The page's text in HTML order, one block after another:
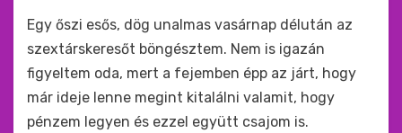
bymonkey
Egy őszi esős, dög unalmas vasárnap délután az
szextárskeresőt böngésztem. Nem is igazán
figyeltem oda, mert a fejemben épp az járt, hogy
már ideje lenne megint kitalálni valamit, hogy
pénzem legyen és ezzel együtt csajom is.